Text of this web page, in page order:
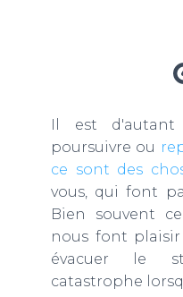
Il est
poursuivre ou
ce sont des
vous, qui font
Bien souvent
nous font
évacuer le
catastrophe